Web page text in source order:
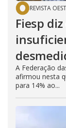
REVISTA
Fiesp
A Federação
afirmou nesta
para 14% ao...